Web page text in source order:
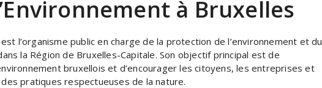
à Bruxelles
l’organisme public en charge de la protection de l’environnement et du
la Région de Bruxelles-Capitale. Son objectif principal est de
bruxellois et d’encourager les citoyens, les entreprises et
pratiques respectueuses de la nature.